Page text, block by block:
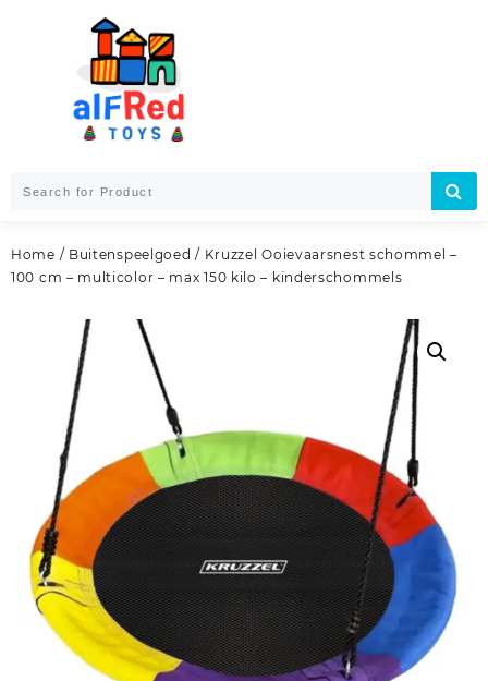
Home / Buitenspeelgoed / Kruzzel Ooievaarsnest schommel –
100 cm – multicolor – max 150 kilo – kinderschommels